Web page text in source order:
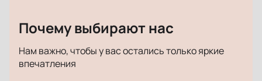
образцом произведения с высочайшим уровнем
Работу режиссера и актерской труппы высоко
оценили многие театральные критики и эксперты.
Почему выбирают нас
Нам важно, чтобы у вас остались только яркие
впечатления